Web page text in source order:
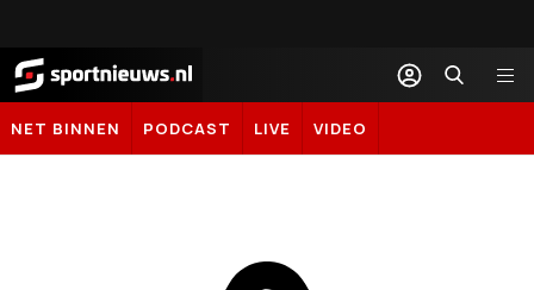
Sportnieuws.nl
NET BINNEN PODCAST LIVE VIDEO